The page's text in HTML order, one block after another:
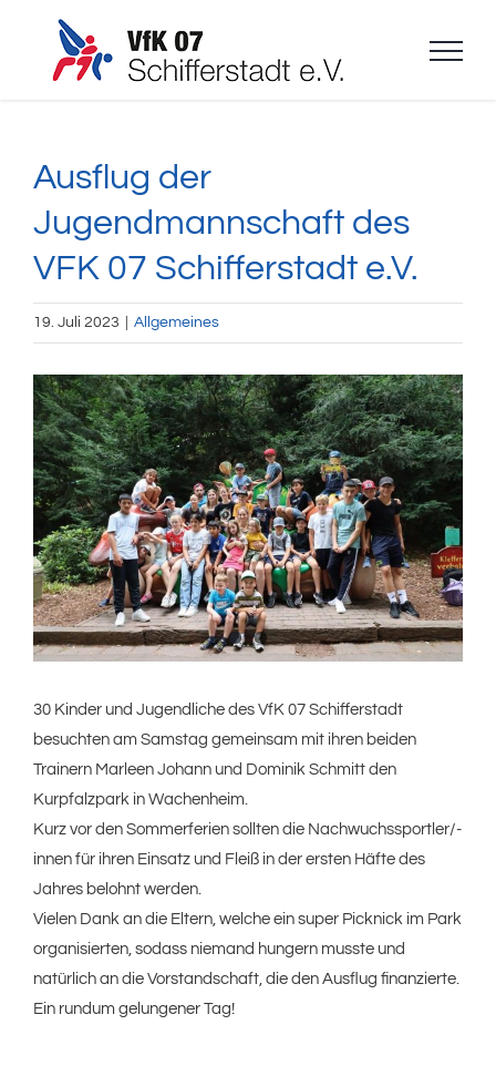
springen
Ausflug der
Jugendmannschaft des
VFK 07 Schifferstadt e.V.
19. Juli 2023 Allgemeines
Zeige
grösseres
Bild
30 Kinder und Jugendliche des VfK 07 Schifferstadt
besuchten am Samstag gemeinsam mit ihren beiden
Trainern Marleen Johann und Dominik Schmitt den
Kurpfalzpark in Wachenheim.
Kurz vor den Sommerferien sollten die Nachwuchssportler/-
innen für ihren Einsatz und Fleiß in der ersten Häfte des
Jahres belohnt werden.
Vielen Dank an die Eltern, welche ein super Picknick im Park
organisierten, sodass niemand hungern musste und
natürlich an die Vorstandschaft, die den Ausflug finanzierte.
Ein rundum gelungener Tag!